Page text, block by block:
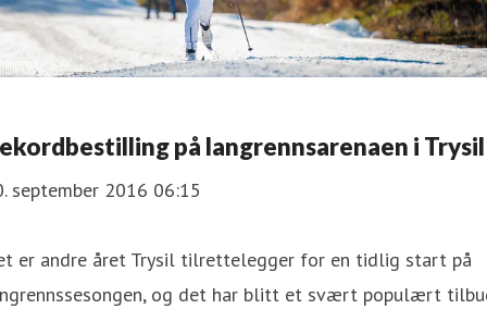
på langrennsarenaen i Trysil
september 2016 06:15
er andre året Trysil tilrettelegger for en tidlig start på
og det har blitt et svært populært